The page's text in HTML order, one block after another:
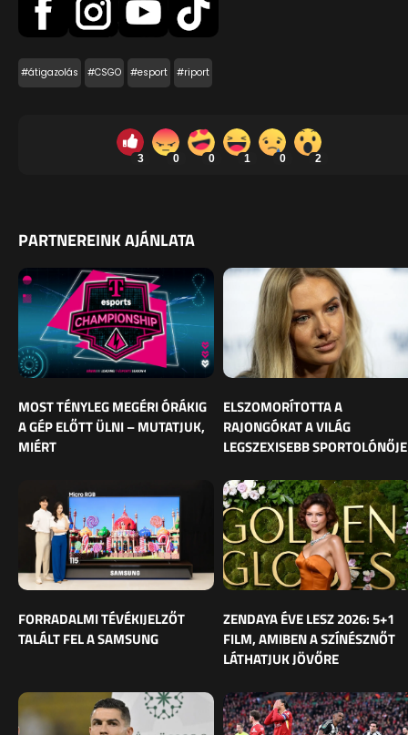
#átigazolás #CSGO #esport #riport
3 0 0 1 0 2
PARTNEREINK AJÁNLATA
MOST TÉNYLEG MEGÉRI ÓRÁKIG
A GÉP ELŐTT ÜLNI – MUTATJUK,
MIÉRT
ELSZOMORÍTOTTA A
RAJONGÓKAT A VILÁG
LEGSZEXISEBB SPORTOLÓNŐJE
FORRADALMI TÉVÉKIJELZŐT
TALÁLT FEL A SAMSUNG
ZENDAYA ÉVE LESZ 2026: 5+1
FILM, AMIBEN A SZÍNÉSZNŐT
LÁTHATJUK JÖVŐRE